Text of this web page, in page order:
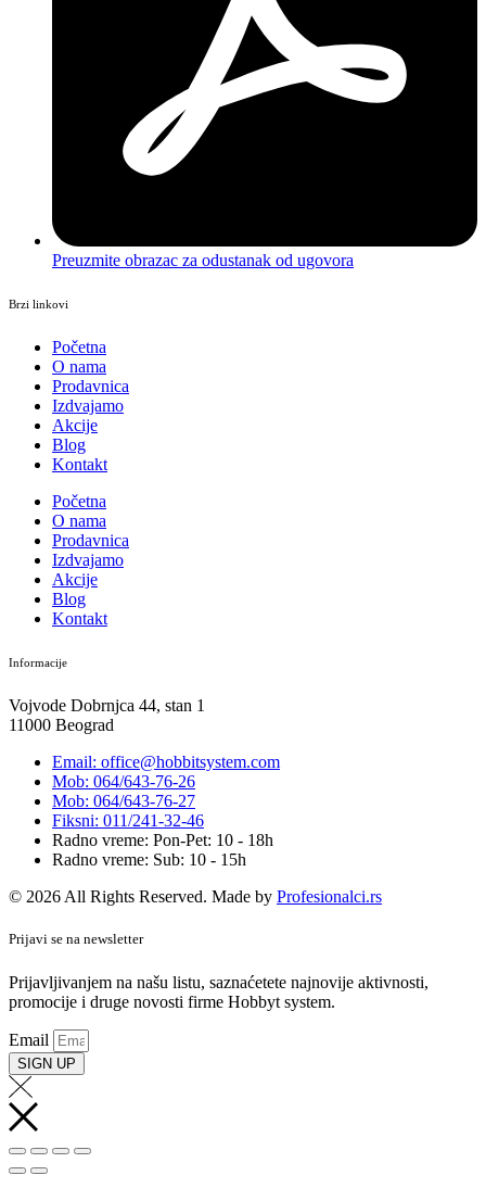
Preuzmite obrazac za odustanak od ugovora
Brzi linkovi
Početna
O nama
Prodavnica
Izdvajamo
Akcije
Blog
Kontakt
Početna
O nama
Prodavnica
Izdvajamo
Akcije
Blog
Kontakt
Informacije
Vojvode Dobrnjca 44, stan 1
11000 Beograd
Email: office@hobbitsystem.com
Mob: 064/643-76-26
Mob: 064/643-76-27
Fiksni: 011/241-32-46
Radno vreme: Pon-Pet: 10 - 18h
Radno vreme: Sub: 10 - 15h
© 2026 All Rights Reserved. Made by Profesionalci.rs
Prijavi se na newsletter
Prijavljivanjem na našu listu, saznaćetete najnovije aktivnosti,
promocije i druge novosti firme Hobbyt system.
Email
SIGN UP